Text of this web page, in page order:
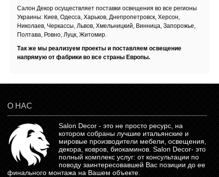
Салон Декор осуществляет поставки освещения во все регионы
Украины: Киев, Одесса, Харьков, Днепропетровск, Херсон,
Николаев, Черкассы, Львов, Хмельницкий, Винница, Запорожье,
Полтава, Ровно, Луцк, Житомир.
Так же мы реализуем проекты и поставляем освещение
напрямую от фабрики во все страны Европы.
О НАС
Salon Decor - это не просто ресурс, на
котором собраны лучшие итальянские и
мировые производители мебели, освещения,
декора, ковров, биокаминов. Salon Decor- это
полный комплекс услуг: от консультации по
поводу заинтересовавшей Вас позиции до ее
финального монтажа на Вашем объекте.